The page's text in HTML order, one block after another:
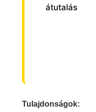
átutalás
Tulajdonságok: